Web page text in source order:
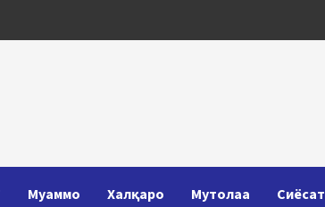
Муаммо Халқаро Мутолаа Сиёсат